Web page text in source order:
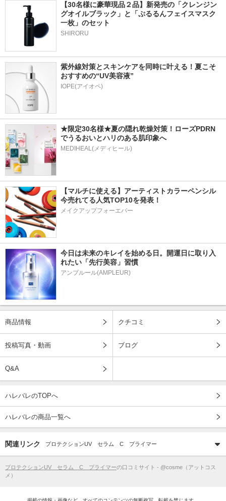
【30名様に豪華現品２品】新発売の「クレンジン
グオイルブラック」と「ぷるるんフェイスマスク
一枚」のセット
SHIRORU
紫外線対策とスキンケアを同時に叶える！夏こそ
おすすめの“UV美容液”
IOPE(アイオペ)
★限定30名様★夏の隠れ乾燥対策！ローズPDRN
でうるおいとハリのある肌印象へ
MEDIHEAL(メディヒール)
【マルチに使える】アーティストカラーペンシル
今売れてる人気TOP10を発表！
メイクアップフォーエバー
今日は未来のキレイを始める日。開運日に取り入
れたい「先行美容」習慣
アンプルール(AMPLEUR)
商品情報 クチコミ
投稿写真・動画 ブログ
Q&A
ハレバレのTOPへ
ハレバレの商品一覧へ
関連リンク プロテクションUV セラム C プライマー
プロテクションUV セラム C プライマーの口コミサイト - @cosme（アットコス
メ）